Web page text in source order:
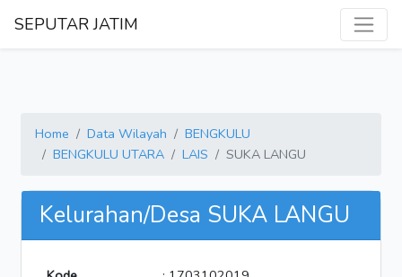
SEPUTAR JATIM
Home Data Wilayah
BENGKULU
BENGKULU UTARA
LAIS SUKA LANGU
Kelurahan/Desa SUKA LANGU